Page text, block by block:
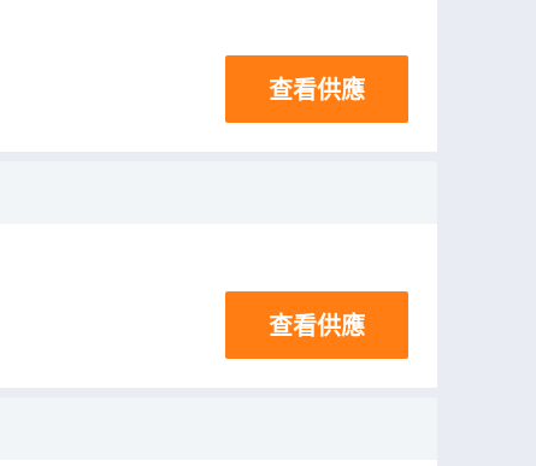
查看供應
查看供應